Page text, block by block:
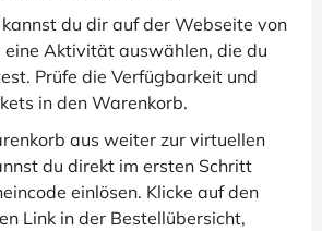
du dir auf der Webseite von
eine Aktivität auswählen, die du
Prüfe die Verfügbarkeit und
in den Warenkorb.
aus weiter zur virtuellen
du direkt im ersten Schritt
einlösen. Klicke auf den
Link in der Bestellübersicht,